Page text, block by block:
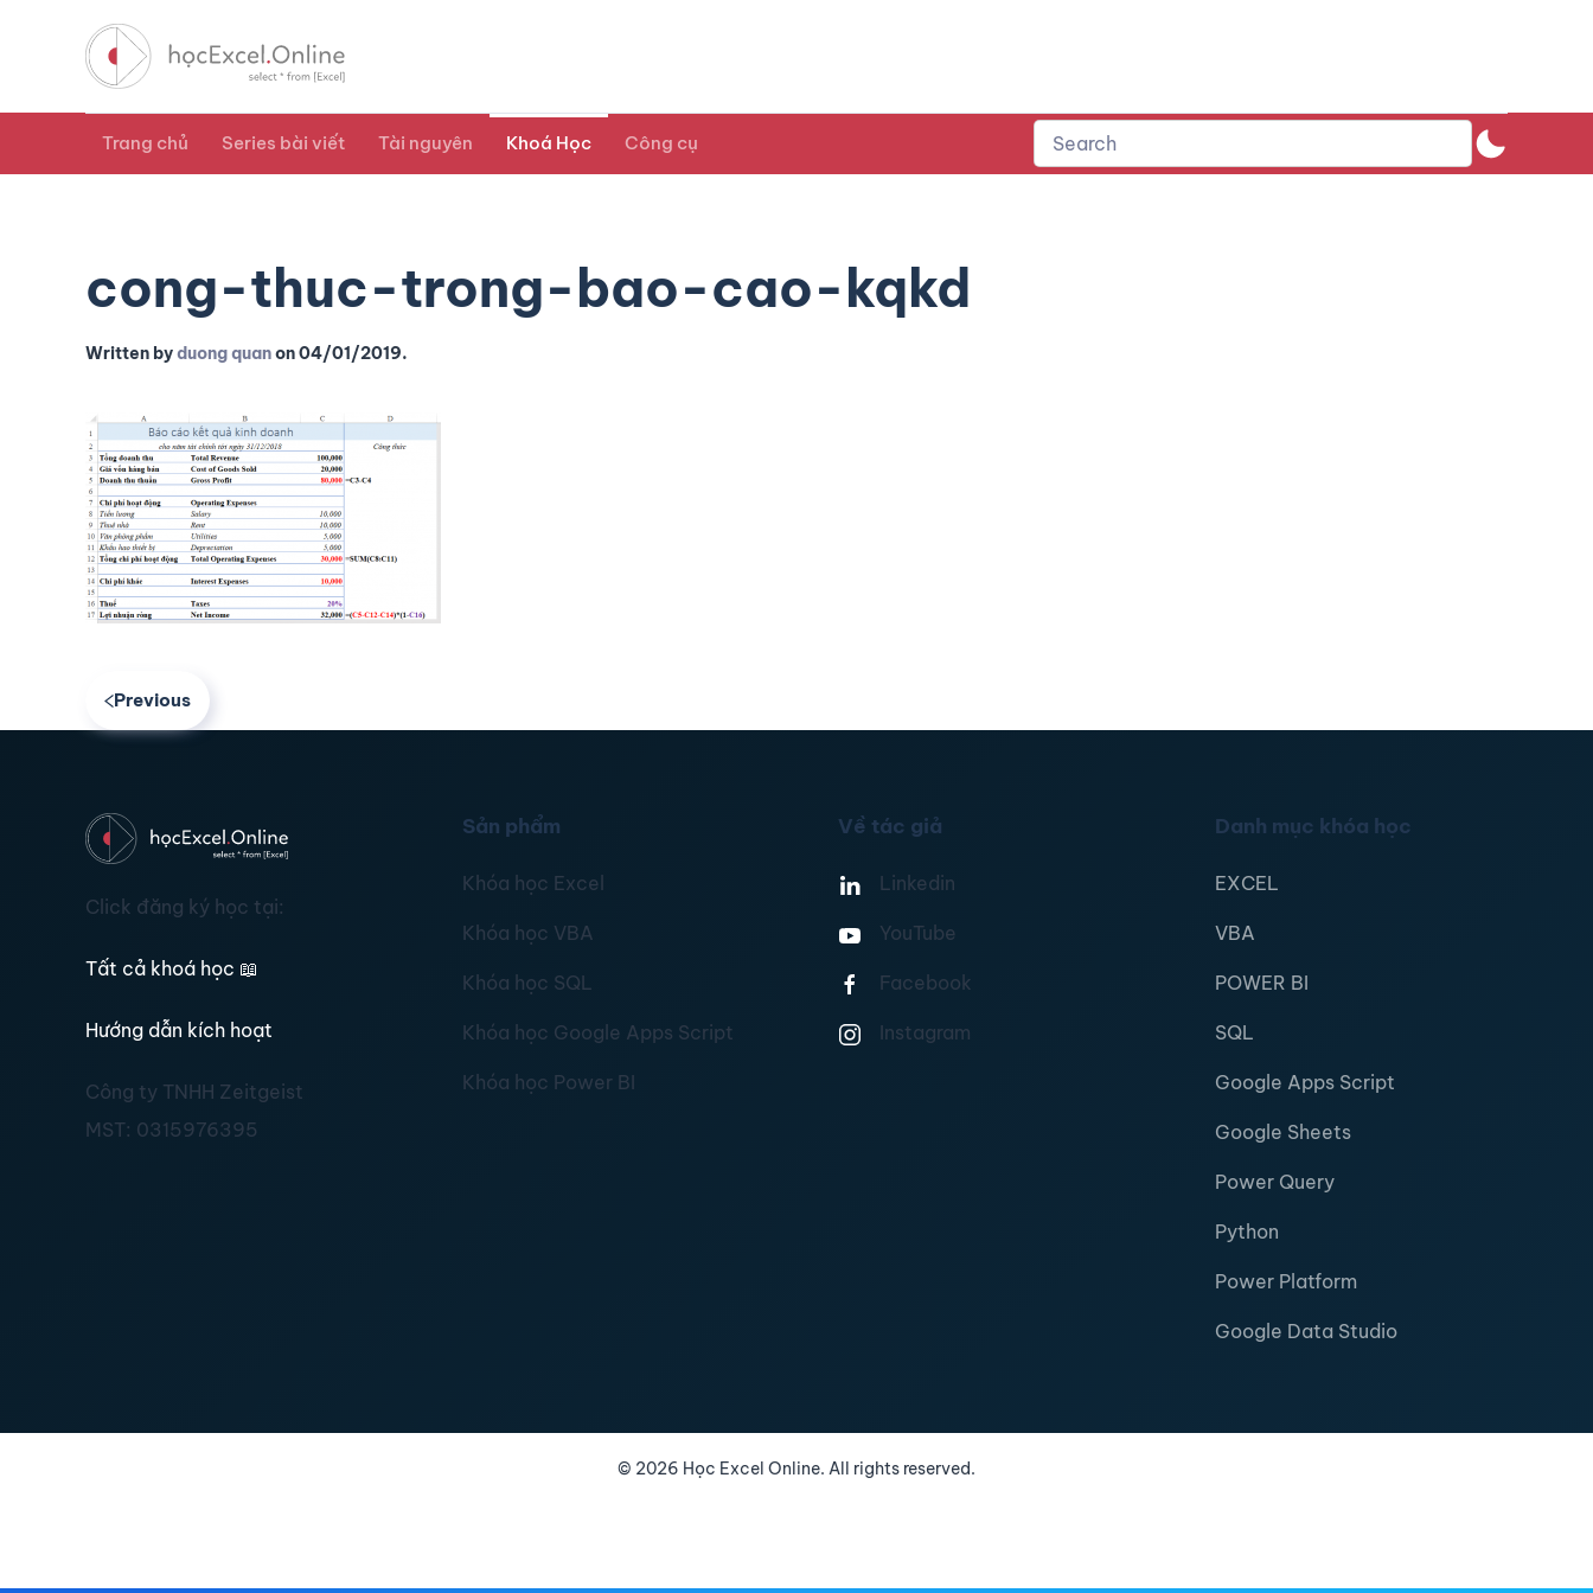
Trang chủ Series bài viết Tài nguyên Khoá Học Công cụ
cong-thuc-trong-bao-cao-kqkd
Written byduong quanon04/01/2019.
Previous
Click đăng ký học tại:
Tất cả khoá học 📖
Hướng dẫn kích hoạt
Công ty TNHH Zeitgeist
MST: 0315976395
Sản phẩm
Khóa học Excel
Khóa học VBA
Khóa học SQL
Khóa học Google Apps Script
Khóa học Power BI
Về tác giả
Linkedin
YouTube
Facebook
Instagram
Danh mục khóa học
EXCEL
VBA
POWER BI
SQL
Google Apps Script
Google Sheets
Power Query
Python
Power Platform
Google Data Studio
© 2026 Học Excel Online. All rights reserved.